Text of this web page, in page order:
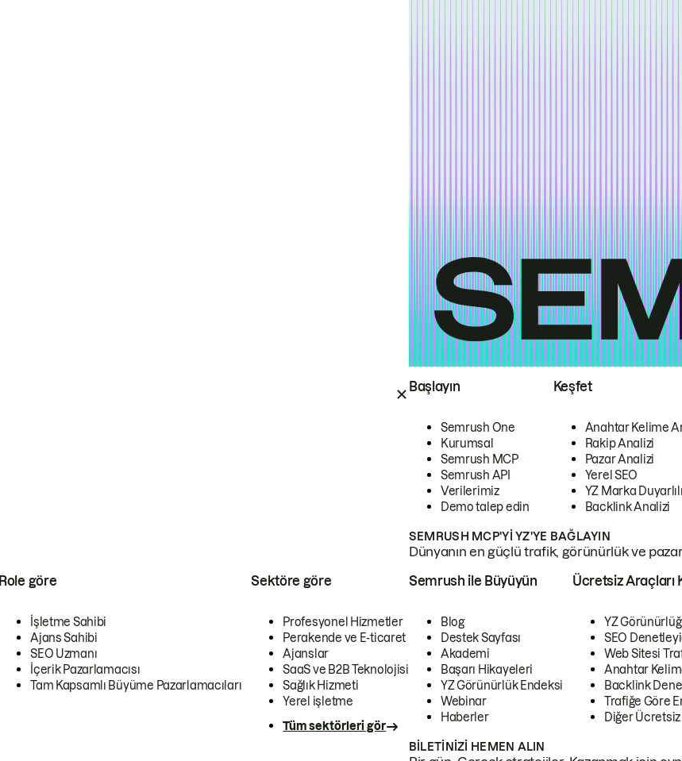
Başlayın
Semrush One
Kurumsal
Semrush MCP
Semrush API
Verilerimiz
Demo talep edin
Keşfet
Anahtar Kelime
Rakip Analizi
Pazar Analizi
Yerel SEO
YZ Marka
Backlink Analizi
SEMRUSH MCP'YI YZ'YE BAĞLAYIN
Dünyanın en güçlü trafik, görünürlük ve
Role göre
İşletme Sahibi
Ajans Sahibi
SEO Uzmanı
İçerik Pazarlamacısı
Tam Kapsamlı Büyüme Pazarlamacıları
Sektöre göre
Profesyonel Hizmetler
Perakende ve E-ticaret
Ajanslar
SaaS ve B2B Teknolojisi
Sağlık Hizmeti
Yerel işletme
Tüm sektörleri gör
Semrush ile Büyüyün
Blog
Destek Sayfası
Akademi
Başarı Hikayeleri
YZ Görünürlük Endeksi
Webinar
Haberler
Ücretsiz Araçları
YZ
SEO
Web Sitesi
Anahtar
Backlink
Trafiğe Göre
Diğer
BILETINIZI HEMEN ALIN